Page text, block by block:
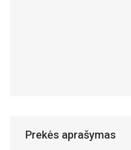
Prekės aprašymas